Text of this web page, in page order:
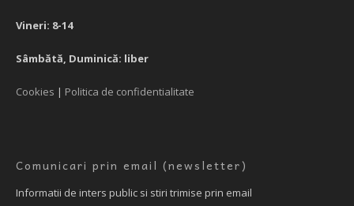
Vineri: 8-14
Sâmbătă, Duminică: liber
Cookies | Politica de confidentialitate
Comunicari prin email (newsletter)
Informatii de inters public si stiri trimise prin email